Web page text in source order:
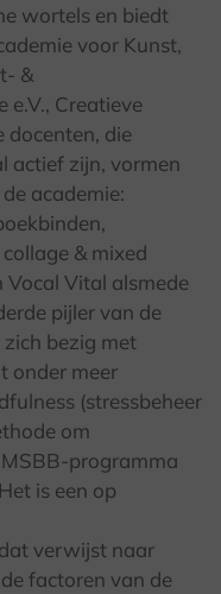
wortels en biedt
voor Kunst,
&
Creatieve
docenten, die
actief zijn, vormen
academie:
& mixed
Vital alsmede
pijler van de
bezig met
onder meer
(stressbeheer
om
programma
is een op
verwijst naar
factoren van de